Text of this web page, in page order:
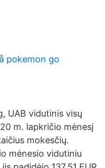
pokemon go
UAB vidutinis visų
m. lapkričio mėnesį
mokesčių.
mėnesio vidutiniu